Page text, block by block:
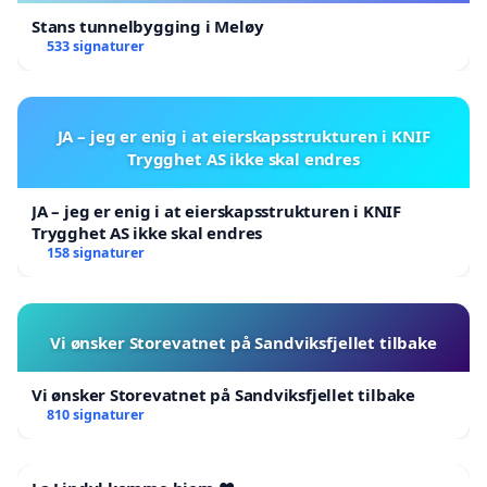
Stans tunnelbygging i Meløy
533 signaturer
JA – jeg er enig i at eierskapsstrukturen i KNIF
Trygghet AS ikke skal endres
JA – jeg er enig i at eierskapsstrukturen i KNIF
Trygghet AS ikke skal endres
158 signaturer
Vi ønsker Storevatnet på Sandviksfjellet tilbake
Vi ønsker Storevatnet på Sandviksfjellet tilbake
810 signaturer